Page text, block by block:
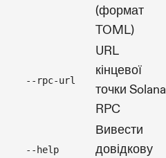
(формат
TOML)
--rpc-url
URL
кінцевої
точки Solana
RPC
--help
Вивести
довідкову